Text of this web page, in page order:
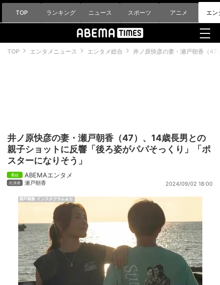
TOP ランキング ニュース スポーツ アニメ エン
TOP エンタメニュース エンタメ総合 井ノ原快彦の妻・瀬戸朝香（47
井ノ原快彦の妻・瀬戸朝香（47）、14歳長男との
親子ショットに反響「後ろ姿がパパそっくり」「ポ
スターになりそう」
ABEMAエンタメ
瀬戸朝香 2024/09/02 18:00